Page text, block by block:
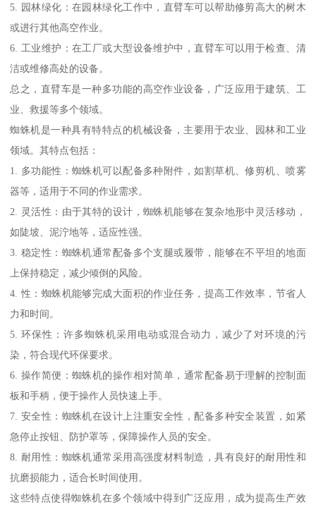
5. 园林绿化：在园林绿化工作中，直臂车可以帮助修剪高大的树木
或进行其他高空作业。
6. 工业维护：在工厂或大型设备维护中，直臂车可以用于检查、清
洁或维修高处的设备。
总之，直臂车是一种多功能的高空作业设备，广泛应用于建筑、工
业、救援等多个领域。
蜘蛛机是一种具有特特点的机械设备，主要用于农业、园林和工业
领域。其特点包括：
1. 多功能性：蜘蛛机可以配备多种附件，如割草机、修剪机、喷雾
器等，适用于不同的作业需求。
2. 灵活性：由于其特的设计，蜘蛛机能够在复杂地形中灵活移动，
如陡坡、泥泞地等，适应性强。
3. 稳定性：蜘蛛机通常配备多个支腿或履带，能够在不平坦的地面
上保持稳定，减少倾倒的风险。
4. 性：蜘蛛机能够完成大面积的作业任务，提高工作效率，节省人
力和时间。
5. 环保性：许多蜘蛛机采用电动或混合动力，减少了对环境的污
染，符合现代环保要求。
6. 操作简便：蜘蛛机的操作相对简单，通常配备易于理解的控制面
板和手柄，便于操作人员快速上手。
7. 安全性：蜘蛛机在设计上注重安全性，配备多种安全装置，如紧
急停止按钮、防护罩等，保障操作人员的安全。
8. 耐用性：蜘蛛机通常采用高强度材料制造，具有良好的耐用性和
抗磨损能力，适合长时间使用。
这些特点使得蜘蛛机在多个领域中得到广泛应用，成为提高生产效